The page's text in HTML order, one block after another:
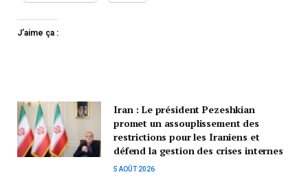
J’aime ça :
Iran : Le président Pezeshkian
promet un assouplissement des
restrictions pour les Iraniens et
défend la gestion des crises internes
5 AOÛT 2026